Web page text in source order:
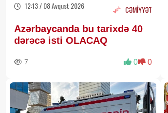
12:13 / 08 Avqust 2026 CƏMİYYƏT
Azərbaycanda bu tarixdə 40
dərəcə isti OLACAQ
7 0 0